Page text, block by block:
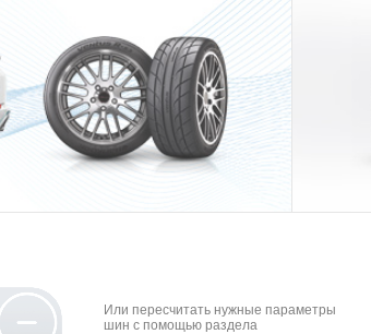
Или пересчитать нужные параметры
шин с помощью раздела